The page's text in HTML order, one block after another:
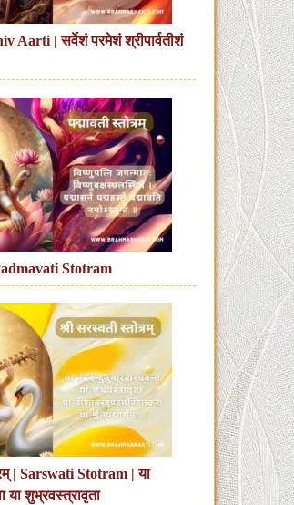
Aarti | सर्वेशं परमेशं श्रीपार्वतीशं
Stotram
| Sarswati Stotram | या
या शुभ्रवस्त्रावृता